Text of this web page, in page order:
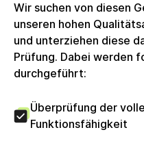
Wir suchen von diesen
unseren hohen
und unterziehen diese
Prüfung. Dabei werden
durchgeführt:
Überprüfung der
Funktionsfähigkeit